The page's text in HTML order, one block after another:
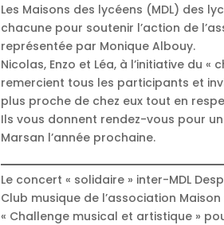
Les Maisons des lycéens (MDL) des
chacune pour soutenir l’action de
représentée par Monique Albouy.
Nicolas, Enzo et Léa, à l’initiative du
remercient tous les participants et
plus proche de chez eux tout en
Ils vous donnent rendez-vous pour
Marsan l’année prochaine.
Le concert « solidaire » inter-MDL
Club musique de l’association
« Challenge musical et artistique »